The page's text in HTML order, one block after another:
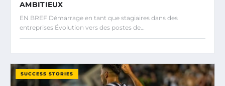
AMBITIEUX
EN BREF Démarrage en tant que stagiaires dans des
entreprises Évolution vers des postes de…
SUCCESS STORIES